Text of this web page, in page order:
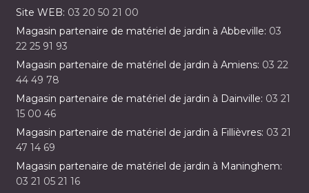
Site WEB: 03 20 50 21 00
Magasin partenaire de matériel de jardin à Abbeville: 03
22 25 91 93
Magasin partenaire de matériel de jardin à Amiens: 03 22
44 49 78
Magasin partenaire de matériel de jardin à Dainville: 03 21
15 00 46
Magasin partenaire de matériel de jardin à Fillièvres: 03 21
47 14 69
Magasin partenaire de matériel de jardin à Maninghem:
03 21 05 21 16